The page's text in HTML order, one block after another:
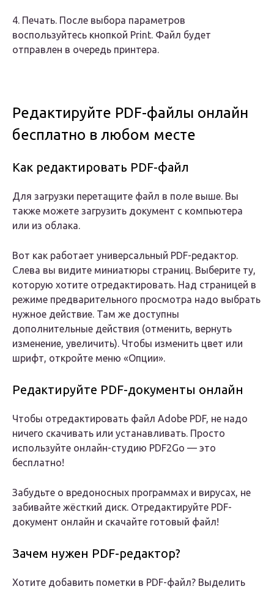
4. Печать. После выбора параметров
воспользуйтесь кнопкой Print. Файл будет
отправлен в очередь принтера.
Редактируйте PDF-файлы онлайн
бесплатно в любом месте
Как редактировать PDF-файл
Для загрузки перетащите файл в поле выше. Вы
также можете загрузить документ с компьютера
или из облака.
Вот как работает универсальный PDF-редактор.
Слева вы видите миниатюры страниц. Выберите ту,
которую хотите отредактировать. Над страницей в
режиме предварительного просмотра надо выбрать
нужное действие. Там же доступны
дополнительные действия (отменить, вернуть
изменение, увеличить). Чтобы изменить цвет или
шрифт, откройте меню «Опции».
Редактируйте PDF-документы онлайн
Чтобы отредактировать файл Adobe PDF, не надо
ничего скачивать или устанавливать. Просто
используйте онлайн-студию PDF2Go — это
бесплатно!
Забудьте о вредоносных программах и вирусах, не
забивайте жёсткий диск. Отредактируйте PDF-
документ онлайн и скачайте готовый файл!
Зачем нужен PDF-редактор?
Хотите добавить пометки в PDF-файл? Выделить